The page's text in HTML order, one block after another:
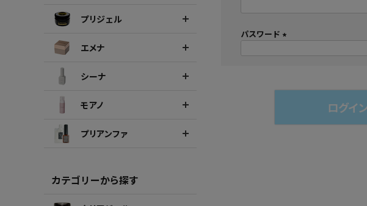
プリジェル
エメナ
シーナ
モアノ
プリアンファ
カテゴリーから探す
)
パスワード
ログイ